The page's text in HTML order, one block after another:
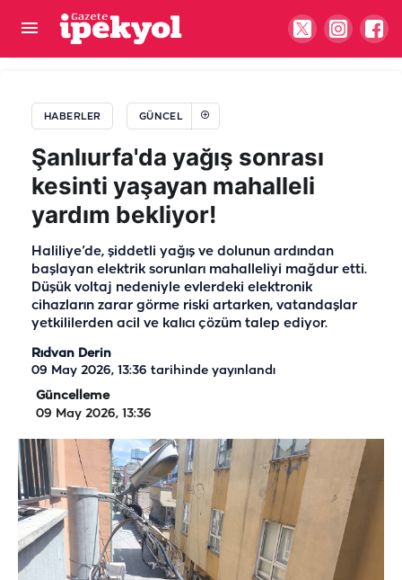
HABERLER GÜNCEL
Şanlıurfa'da yağış sonrası
kesinti yaşayan mahalleli
yardım bekliyor!
Haliliye’de, şiddetli yağış ve dolunun ardından
başlayan elektrik sorunları mahalleliyi mağdur etti.
Düşük voltaj nedeniyle evlerdeki elektronik
cihazların zarar görme riski artarken, vatandaşlar
yetkililerden acil ve kalıcı çözüm talep ediyor.
Rıdvan Derin
09 May 2026, 13:36 tarihinde yayınlandı
Güncelleme
09 May 2026, 13:36
Şanlıurfa Öğretmenevi için beklenen gelişme!